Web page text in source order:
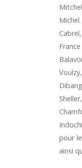
pour
ainsi